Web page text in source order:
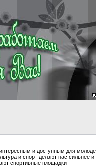
и доступным для
и спорт делают нас сильнее и
спортивные площадки